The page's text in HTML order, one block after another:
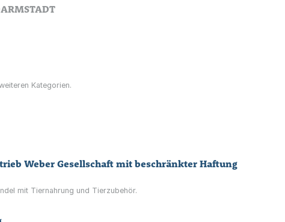
Kategorien.
Weber Gesellschaft mit beschränkter Haftung
mit Tiernahrung und Tierzubehör.